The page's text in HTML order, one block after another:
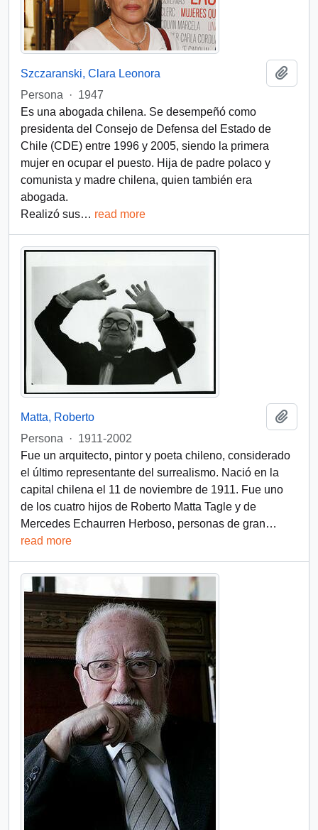
Szczaranski, Clara Leonora
Persona
· 1947
Es una abogada chilena. Se desempeñó como
presidenta del Consejo de Defensa del Estado de
Chile (CDE) entre 1996 y 2005, siendo la primera
mujer en ocupar el puesto. Hija de padre polaco y
comunista y madre chilena, quien también era
abogada.
Realizó sus… read more
Matta, Roberto
Persona
· 1911-2002
Fue un arquitecto, pintor y poeta chileno, considerado
el último representante del surrealismo. Nació en la
capital chilena el 11 de noviembre de 1911. Fue uno
de los cuatro hijos de Roberto Matta Tagle y de
Mercedes Echaurren Herboso, personas de gran…
read more